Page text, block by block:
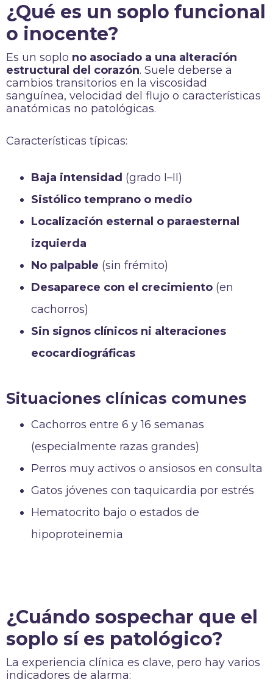
¿Qué es un soplo funcional
o inocente?
Es un soplo no asociado a una alteración
estructural del corazón. Suele deberse a
cambios transitorios en la viscosidad
sanguínea, velocidad del flujo o características
anatómicas no patológicas.
Características típicas:
Baja intensidad (grado I–II)
Sistólico temprano o medio
Localización esternal o paraesternal
izquierda
No palpable (sin frémito)
Desaparece con el crecimiento (en
cachorros)
Sin signos clínicos ni alteraciones
ecocardiográficas
Situaciones clínicas comunes
Cachorros entre 6 y 16 semanas
(especialmente razas grandes)
Perros muy activos o ansiosos en consulta
Gatos jóvenes con taquicardia por estrés
Hematocrito bajo o estados de
hipoproteinemia
¿Cuándo sospechar que el
soplo sí es patológico?
La experiencia clínica es clave, pero hay varios
indicadores de alarma: